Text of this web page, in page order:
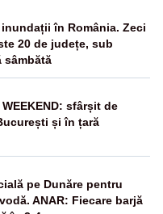
în România. Zeci
20 de județe, sub
sâmbătă
WEEKEND: sfârșit de
și în țară
pe Dunăre pentru
ANAR: Fiecare barjă